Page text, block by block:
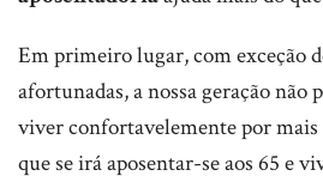
Em primeiro lugar, com exceção
afortunadas, a nossa geração não
viver confortavelemente por
que se irá aposentar-se aos 65 e